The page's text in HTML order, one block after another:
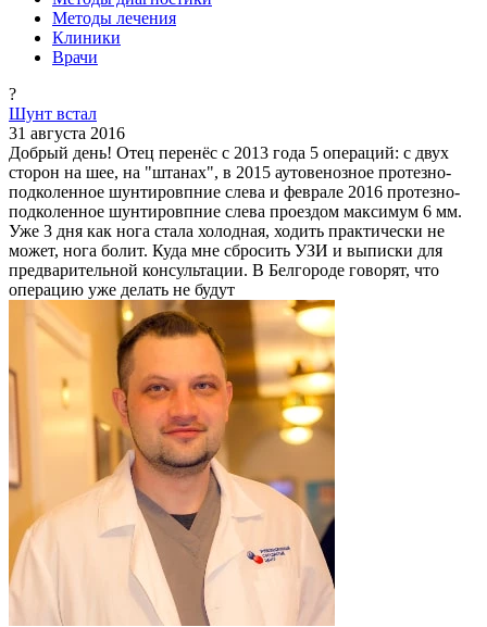
Методы лечения
Клиники
Врачи
?
Шунт встал
31 августа 2016
Добрый день! Отец перенёс с 2013 года 5 операций: с двух
сторон на шее, на "штанах", в 2015 аутовенозное протезно-
подколенное шунтировпние слева и феврале 2016 протезно-
подколенное шунтировпние слева проездом максимум 6 мм.
Уже 3 дня как нога стала холодная, ходить практически не
может, нога болит. Куда мне сбросить УЗИ и выписки для
предварительной консультации. В Белгороде говорят, что
операцию уже делать не будут